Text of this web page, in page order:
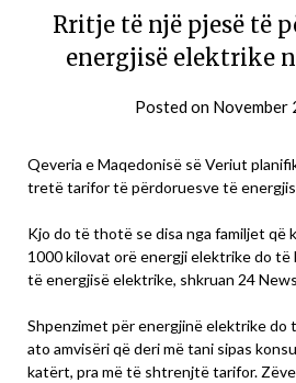
Rritje të një pjesë të
energjisë elektrike
Posted on November
Qeveria e Maqedonisë së Veriut
tretë tarifor të përdoruesve të
Kjo do të thotë se disa nga familjet që
1000 kilovat orë energji elektrike do të
të energjisë elektrike, shkruan 24
Shpenzimet për energjinë elektrike do
ato amvisëri që deri më tani sipas
katërt, pra më të shtrenjtë tarifor.